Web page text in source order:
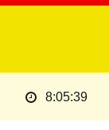
8:05:39